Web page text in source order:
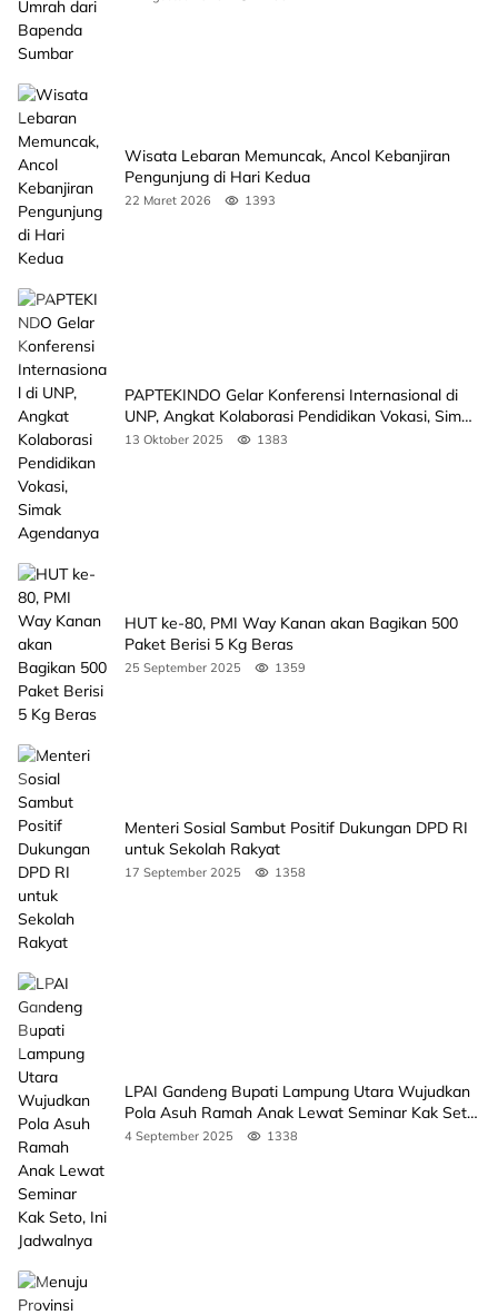
Wisata Lebaran Memuncak, Ancol Kebanjiran
Pengunjung di Hari Kedua
22 Maret 2026 1393
PAPTEKINDO Gelar Konferensi Internasional di
UNP, Angkat Kolaborasi Pendidikan Vokasi, Simak
Agendanya
13 Oktober 2025 1383
HUT ke-80, PMI Way Kanan akan Bagikan 500
Paket Berisi 5 Kg Beras
25 September 2025 1359
Menteri Sosial Sambut Positif Dukungan DPD RI
untuk Sekolah Rakyat
17 September 2025 1358
LPAI Gandeng Bupati Lampung Utara Wujudkan
Pola Asuh Ramah Anak Lewat Seminar Kak Seto,
Ini Jadwalnya
4 September 2025 1338